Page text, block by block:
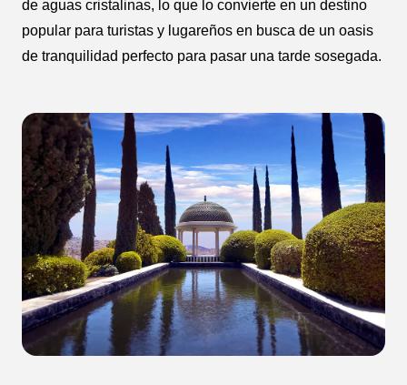
de aguas cristalinas, lo que lo convierte en un destino
popular para turistas y lugareños en busca de un oasis
de tranquilidad perfecto para pasar una tarde sosegada.